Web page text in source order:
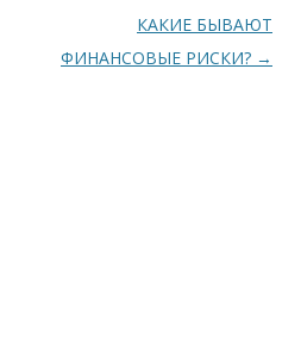
КАКИЕ БЫВАЮТ
ФИНАНСОВЫЕ РИСКИ? →